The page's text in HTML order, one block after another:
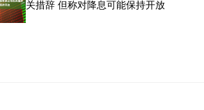
关措辞 但称对降息可能保持开放